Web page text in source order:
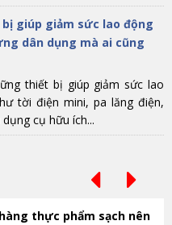
giúp giảm sức lao động
dân dụng mà ai cũng
thiết bị giúp giảm sức lao
tời điện mini, pa lăng điện,
cụ hữu ích...
thực phẩm sạch nên